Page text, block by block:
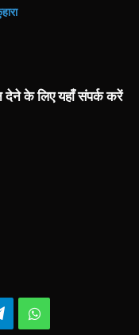
देने के लिए यहाँ संपर्क करें
TelegramWhatsApp